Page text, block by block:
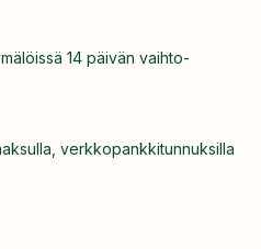
14 päivän vaihto-
verkkopankkitunnuksilla